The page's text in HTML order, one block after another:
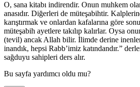
O, sana kitabı indirendir. Onun muhkem
anasıdır. Diğerleri de müteşabihtir.
karıştırmak ve onlardan kafalarına göre
müteşabih ayetlere takılıp kalırlar. Oysa
(tevil) ancak Allah bilir. İlimde derine
inandık, hepsi Rabb’imiz katındandır.”
sağduyu sahipleri ders alır.
Bu sayfa yardımcı oldu mu?